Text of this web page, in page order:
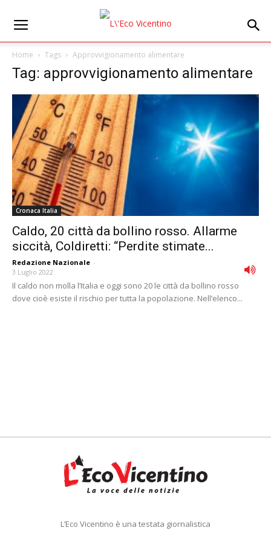
Home Tags Approvvigionamento alimentare
Tag: approvvigionamento alimentare
Cronaca Italia
Caldo, 20 città da bollino rosso. Allarme
siccità, Coldiretti: “Perdite stimate...
Redazione Nazionale -
3 Luglio 2022
Il caldo non molla l’Italia e oggi sono 20 le città da bollino rosso
dove cioè esiste il rischio per tutta la popolazione. Nell’elenco...
L’Eco Vicentino è una testata giornalistica